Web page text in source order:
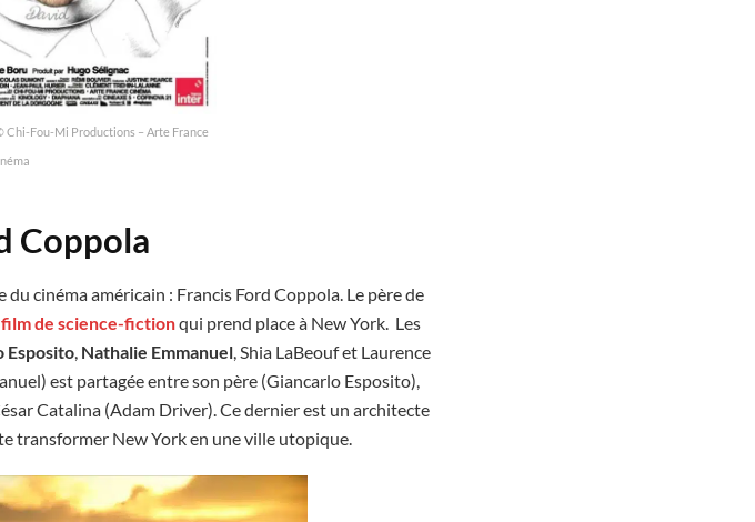
Chi-Fou-Mi Productions – Arte France
Coppola
cinéma américain : Francis Ford Coppola. Le père de
film de science-fictionqui prend place à New York. Les
Esposito, Nathalie Emmanuel, Shia LaBeouf et Laurence
est partagée entre son père (Giancarlo Esposito),
Catalina (Adam Driver). Ce dernier est un architecte
transformer New York en une ville utopique.